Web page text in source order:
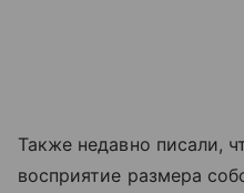
Также недавно писали,
восприятие размера